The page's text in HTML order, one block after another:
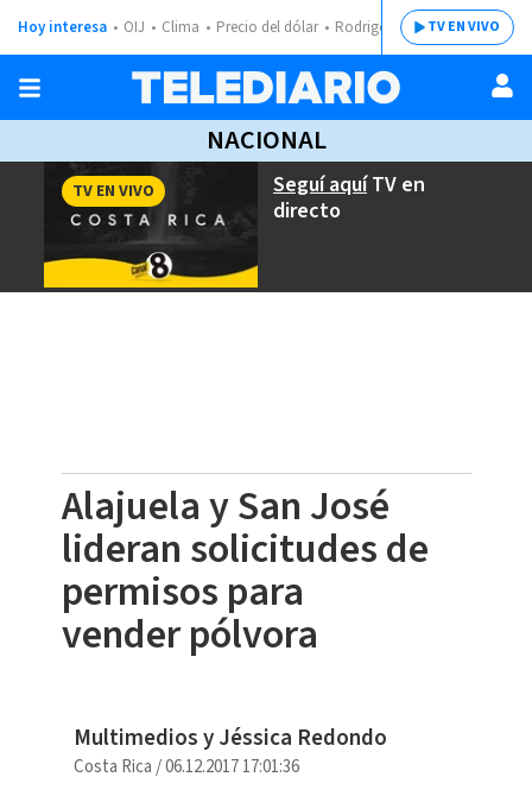
Hoy interesa OIJ Clima Precio del dólar Rodrigo ChavesTV EN VIVO
NACIONAL
Seguí aquíTV en
directo
TV EN VIVO
Alajuela y San José
lideran solicitudes de
permisos para
vender pólvora
Multimedios y Jéssica Redondo
Costa Rica /06.12.2017 17:01:36